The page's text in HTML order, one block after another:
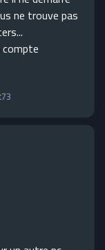
ne trouve pas